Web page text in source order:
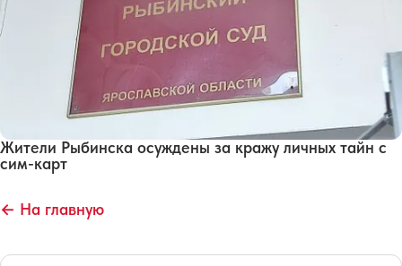
Жители Рыбинска осуждены за кражу личных тайн с
сим-карт
← На главную